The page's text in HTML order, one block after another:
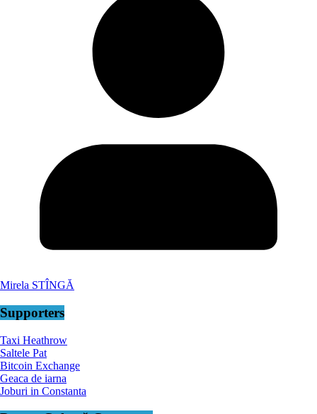
Mirela STÎNGĂ
Supporters
Taxi Heathrow
Saltele Pat
Bitcoin Exchange
Geaca de iarna
Joburi in Constanta